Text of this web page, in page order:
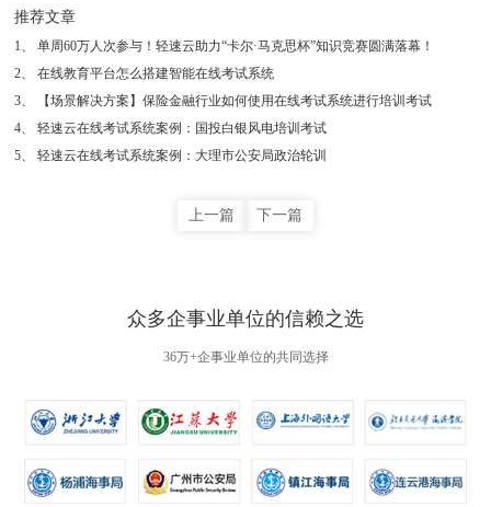
推荐文章
1 、单周60万人次参与！轻速云助力“卡尔·马克思杯”知识竞赛圆满落幕！
2 、在线教育平台怎么搭建智能在线考试系统
3
【场景解决方案】保险金融行业如何使用在线考试系统进行培训考试
4 、轻速云在线考试系统案例：国投白银风电培训考试
5 、轻速云在线考试系统案例：大理市公安局政治轮训
上一篇 下一篇
众多企事业单位的信赖之选
36万+企事业单位的共同选择